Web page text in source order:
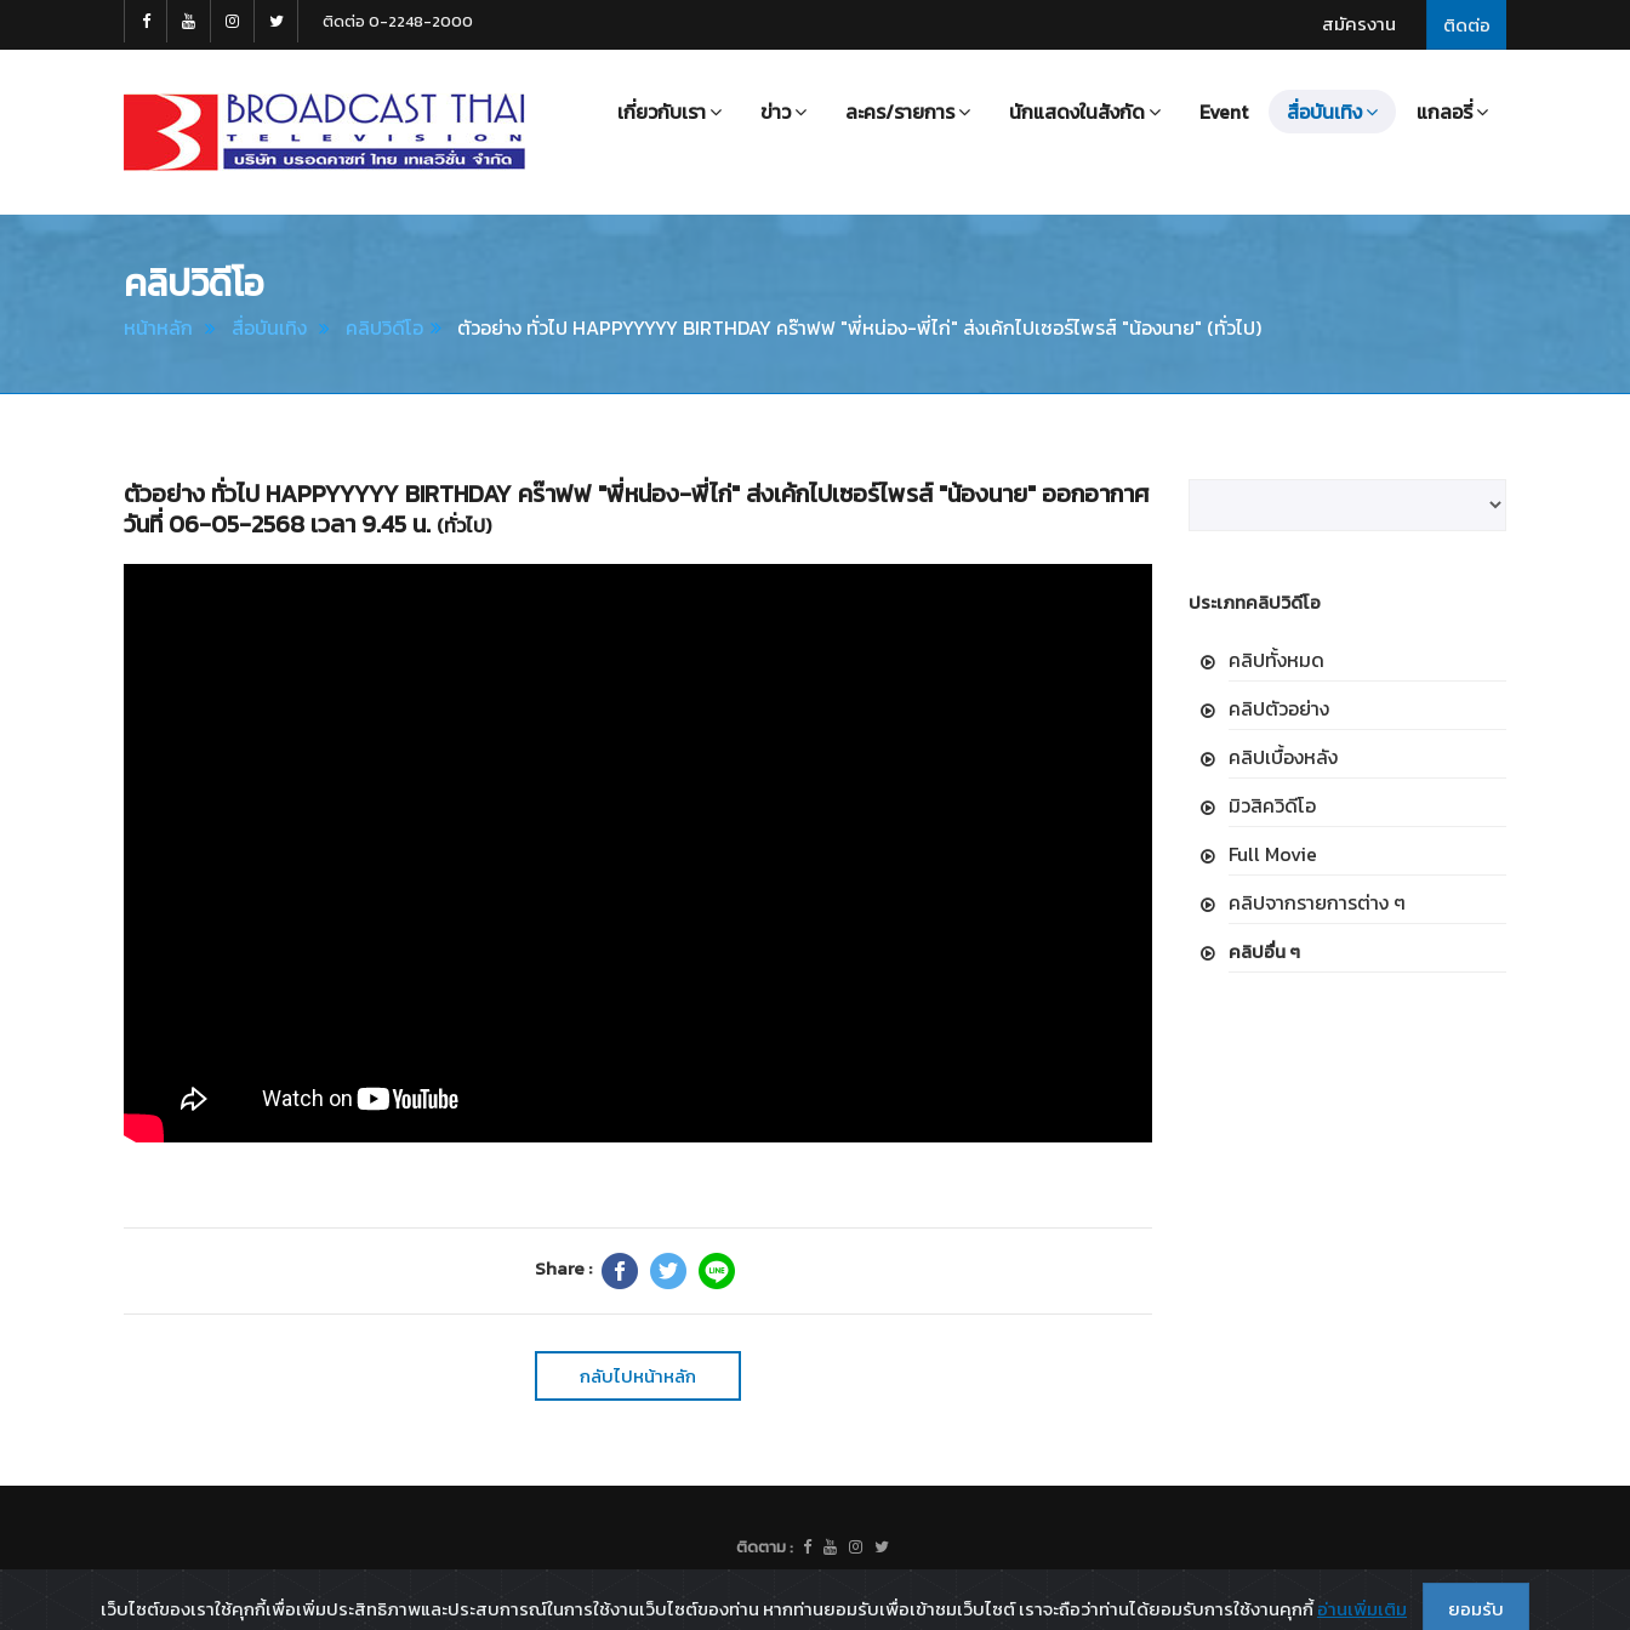
ติดต่อ
สมัครงาน
ติดต่อ 0-2248-2000
Thai
เกี่ยวกับเรา ข่าว ละคร/รายการ นักแสดงในสังกัด Event สื่อบันเทิง แกลอรี่
คลิปวิดีโอ
หน้าหลัก สื่อบันเทิง คลิปวิดีโอ ตัวอย่าง ทั่วไป HAPPYYYYY BIRTHDAY คร๊าฟฟ "พี่หน่อง-พี่ไก่" ส่งเค้กไปเซอร์ไพรส์ "น้องนาย" (ทั่วไป)
ตัวอย่าง ทั่วไป HAPPYYYYY BIRTHDAY คร๊าฟฟ "พี่หน่อง-พี่ไก่" ส่งเค้กไปเซอร์ไพรส์ "น้องนาย" ออกอากาศ
วันที่ 06-05-2568 เวลา 9.45 น. (ทั่วไป)
Share :
กลับไปหน้าหลัก
ประเภทคลิปวิดีโอ
คลิปทั้งหมด
คลิปตัวอย่าง
คลิปเบื้องหลัง
มิวสิควิดีโอ
Full Movie
คลิปจากรายการต่าง ๆ
คลิปอื่น ๆ
ติดตาม :
เว็บไซต์ของเราใช้คุกกี้เพื่อเพิ่มประสิทธิภาพและประสบการณ์ในการใช้งานเว็บไซต์ของท่าน หากท่านยอมรับเพื่อเข้าชมเว็บไซต์ เราจะถือว่าท่านได้ยอมรับการใช้งานคุกกี้อ่านเพิ่มเติม ยอมรับ